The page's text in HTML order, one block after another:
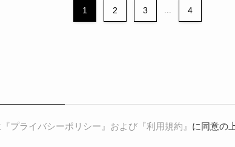
1 2 3 4
『プライバシーポリシー』および『利用規約』 に同意の